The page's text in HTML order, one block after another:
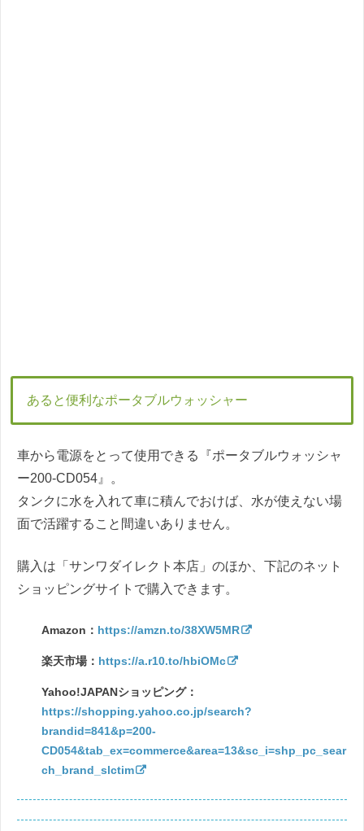
あると便利なポータブルウォッシャー
車から電源をとって使用できる『ポータブルウォッシャ
ー200-CD054』。
タンクに水を入れて車に積んでおけば、水が使えない場
面で活躍すること間違いありません。
購入は「サンワダイレクト本店」のほか、下記のネット
ショッピングサイトで購入できます。
Amazon： https://amzn.to/38XW5MR
楽天市場： https://a.r10.to/hbiOMc
Yahoo!JAPANショッピング：
https://shopping.yahoo.co.jp/search?
brandid=841&p=200-
CD054&tab_ex=commerce&area=13&sc_i=shp_pc_sear
ch_brand_slctim